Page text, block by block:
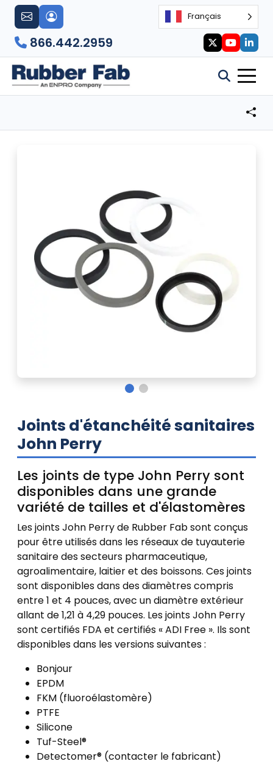
Français
866.442.2959
Joints d'étanchéité sanitaires
John Perry
Les joints de type John Perry sont
disponibles dans une grande
variété de tailles et d'élastomères
Les joints John Perry de Rubber Fab sont conçus
pour être utilisés dans les réseaux de tuyauterie
sanitaire des secteurs pharmaceutique,
agroalimentaire, laitier et des boissons. Ces joints
sont disponibles dans des diamètres compris
entre 1 et 4 pouces, avec un diamètre extérieur
allant de 1,21 à 4,29 pouces. Les joints John Perry
sont certifiés FDA et certifiés « ADI Free ». Ils sont
disponibles dans les versions suivantes :
Bonjour
EPDM
FKM (fluoroélastomère)
PTFE
Silicone
Tuf-Steel®
Detectomer® (contacter le fabricant)